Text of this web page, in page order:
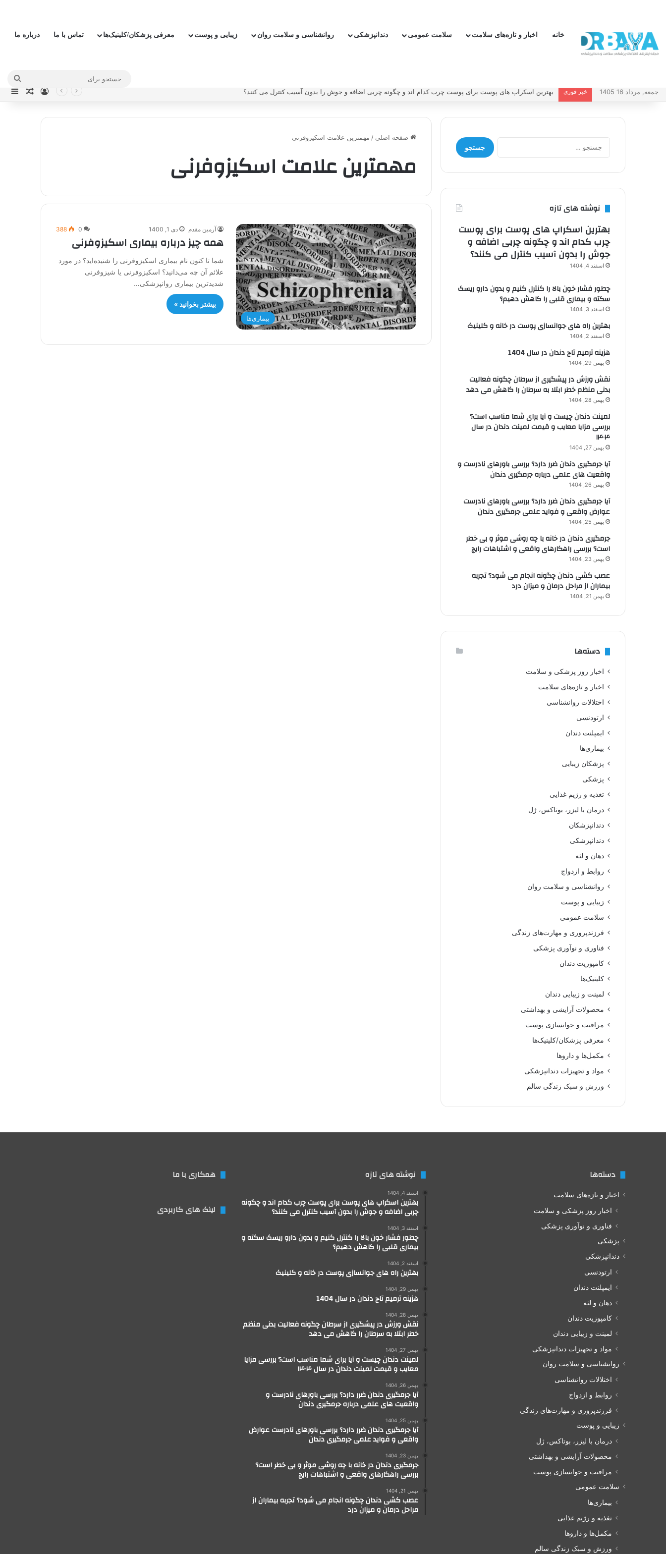
خانه اخبار و تازه‌های سلامت سلامت عمومی دندانپزشکی روانشناسی و سلامت روان زیبایی و پوست معرفی پزشکان/کلینیک‌ها تماس با ما درباره ما
برای
جمعه, مرداد 16 1405 خبر فوری بهترین اسکراپ های پوست برای پوست چرب کدام اند و چگونه چربی اضافه و جوش را بدون آسیب کنترل می کنند؟ ورودنوشته
صفحه اصلی / مهمترین علامت اسکیزوفرنی
مهمترین علامت اسکیزوفرنی
بیماری‌ها
آرمین مقدم دی 1, 1400 0
388
همه چیز درباره بیماری اسکیزوفرنی
شما تا کنون نام بیماری اسکیزوفرنی را شنیده‌اید؟ در مورد
علائم آن چه می‌دانید؟ اسکیزوفرنی یا شیزوفرنی
شدیدترین بیماری روانپزشکی…
بیشتر بخوانید »
جستجو
برای:
نوشته های تازه
بهترین اسکراپ های پوست برای پوست
چرب کدام اند و چگونه چربی اضافه و
جوش را بدون آسیب کنترل می کنند؟
اسفند 4, 1404
چطور فشار خون بالا را کنترل کنیم و بدون دارو ریسک
سکته و بیماری قلبی را کاهش دهیم؟
اسفند 3, 1404
بهترین راه های جوانسازی پوست در خانه و کلینیک
اسفند 2, 1404
هزینه ترمیم تاج دندان در سال 1404
بهمن 29, 1404
نقش ورزش در پیشگیری از سرطان چگونه فعالیت
بدنی منظم خطر ابتلا به سرطان را کاهش می دهد
بهمن 28, 1404
لمینت دندان چیست و آیا برای شما مناسب است؟
بررسی مزایا معایب و قیمت لمینت دندان در سال
۱۴۰۴
بهمن 27, 1404
آیا جرمگیری دندان ضرر دارد؟ بررسی باورهای نادرست و
واقعیت های علمی درباره جرمگیری دندان
بهمن 26, 1404
آیا جرمگیری دندان ضرر دارد؟ بررسی باورهای نادرست
عوارض واقعی و فواید علمی جرمگیری دندان
بهمن 25, 1404
جرمگیری دندان در خانه با چه روشی موثر و بی خطر
است؟ بررسی راهکارهای واقعی و اشتباهات رایج
بهمن 23, 1404
عصب کشی دندان چگونه انجام می شود؟ تجربه
بیماران از مراحل درمان و میزان درد
بهمن 21, 1404
دسته‌ها
اخبار روز پزشکی و سلامت
اخبار و تازه‌های سلامت
اختلالات روانشناسی
ارتودنسی
ایمپلنت دندان
بیماری‌ها
پزشکان زیبایی
پزشکی
تغذیه و رژیم غذایی
درمان با لیزر، بوتاکس، ژل
دندانپزشکان
دندانپزشکی
دهان و لثه
روابط و ازدواج
روانشناسی و سلامت روان
زیبایی و پوست
سلامت عمومی
فرزندپروری و مهارت‌های زندگی
فناوری و نوآوری پزشکی
کامپوزیت دندان
کلینیک‌ها
لمینت و زیبایی دندان
محصولات آرایشی و بهداشتی
مراقبت و جوانسازی پوست
معرفی پزشکان/کلینیک‌ها
مکمل‌ها و داروها
مواد و تجهیزات دندانپزشکی
ورزش و سبک زندگی سالم
دسته‌ها
اخبار و تازه‌های سلامت
اخبار روز پزشکی و سلامت
فناوری و نوآوری پزشکی
پزشکی
دندانپزشکی
ارتودنسی
ایمپلنت دندان
دهان و لثه
کامپوزیت دندان
لمینت و زیبایی دندان
مواد و تجهیزات دندانپزشکی
روانشناسی و سلامت روان
اختلالات روانشناسی
روابط و ازدواج
فرزندپروری و مهارت‌های زندگی
زیبایی و پوست
درمان با لیزر، بوتاکس، ژل
محصولات آرایشی و بهداشتی
مراقبت و جوانسازی پوست
سلامت عمومی
بیماری‌ها
تغذیه و رژیم غذایی
مکمل‌ها و داروها
ورزش و سبک زندگی سالم
نوشته های تازه
اسفند 4, 1404
بهترین اسکراپ های پوست برای پوست چرب کدام اند و چگونه
چربی اضافه و جوش را بدون آسیب کنترل می کنند؟
اسفند 3, 1404
چطور فشار خون بالا را کنترل کنیم و بدون دارو ریسک سکته و
بیماری قلبی را کاهش دهیم؟
اسفند 2, 1404
بهترین راه های جوانسازی پوست در خانه و کلینیک
بهمن 29, 1404
هزینه ترمیم تاج دندان در سال 1404
بهمن 28, 1404
نقش ورزش در پیشگیری از سرطان چگونه فعالیت بدنی منظم
خطر ابتلا به سرطان را کاهش می دهد
بهمن 27, 1404
لمینت دندان چیست و آیا برای شما مناسب است؟ بررسی مزایا
معایب و قیمت لمینت دندان در سال ۱۴۰۴
بهمن 26, 1404
آیا جرمگیری دندان ضرر دارد؟ بررسی باورهای نادرست و
واقعیت های علمی درباره جرمگیری دندان
بهمن 25, 1404
آیا جرمگیری دندان ضرر دارد؟ بررسی باورهای نادرست عوارض
واقعی و فواید علمی جرمگیری دندان
بهمن 23, 1404
جرمگیری دندان در خانه با چه روشی موثر و بی خطر است؟
بررسی راهکارهای واقعی و اشتباهات رایج
بهمن 21, 1404
عصب کشی دندان چگونه انجام می شود؟ تجربه بیماران از
مراحل درمان و میزان درد
همکاری با ما
لینک های کاربردی